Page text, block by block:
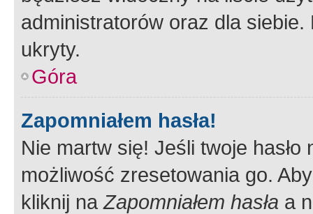
administratorów oraz dla
ukryty.
Góra
Zapomniałem hasła!
Nie martw się! Jeśli twoje
możliwość zresetowania go.
kliknij naZapomniałem hasła a